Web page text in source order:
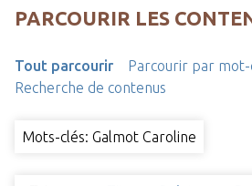
PARCOURIR LES
Tout parcourir
Parcourir par mot-
Recherche de contenus
Mots-clés: Galmot Caroline